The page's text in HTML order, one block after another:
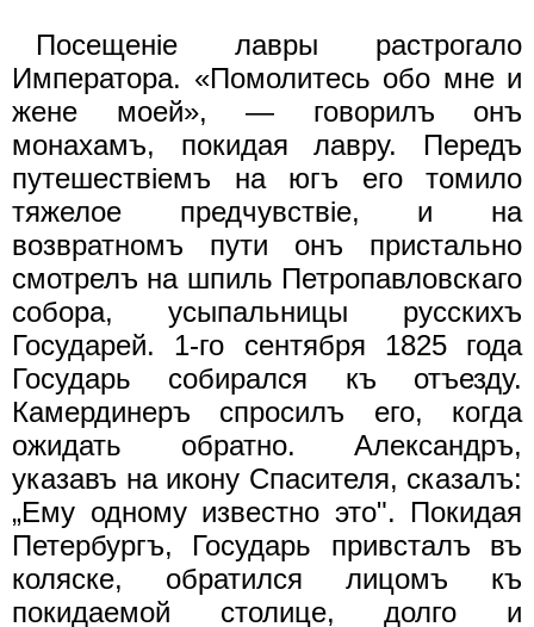
Посещенiе лавры растрогало
Императора. «Помолитесь обо мне и
жене моей», — говорилъ онъ
монахамъ, покидая лавру. Передъ
путешествiемъ на югъ его томило
тяжелое предчувствiе, и на
возвратномъ пути онъ пристально
смотрелъ на шпиль Петропавловскаго
собора, усыпальницы русскихъ
Государей. 1-го сентября 1825 года
Государь собирался къ отъезду.
Камердинеръ спросилъ его, когда
ожидать обратно. Александръ,
указавъ на икону Спасителя, сказалъ:
„Ему одному известно это". Покидая
Петербургъ, Государь привсталъ въ
коляске, обратился лицомъ къ
покидаемой столице, долго и